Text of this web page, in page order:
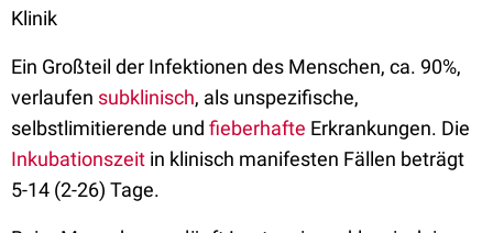
Klinik
Ein Großteil der Infektionen des Menschen, ca. 90%,
verlaufen subklinisch, als unspezifische,
selbstlimitierende und fieberhafte Erkrankungen. Die
Inkubationszeit in klinisch manifesten Fällen beträgt
5-14 (2-26) Tage.